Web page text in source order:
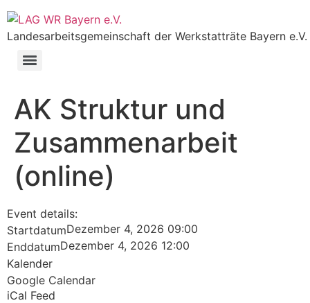
Landesarbeitsgemeinschaft der Werkstatträte Bayern e.V.
AK Struktur und
Zusammenarbeit
(online)
Event details:
StartdatumDezember 4, 2026 09:00
EnddatumDezember 4, 2026 12:00
Kalender
Google Calendar
iCal Feed